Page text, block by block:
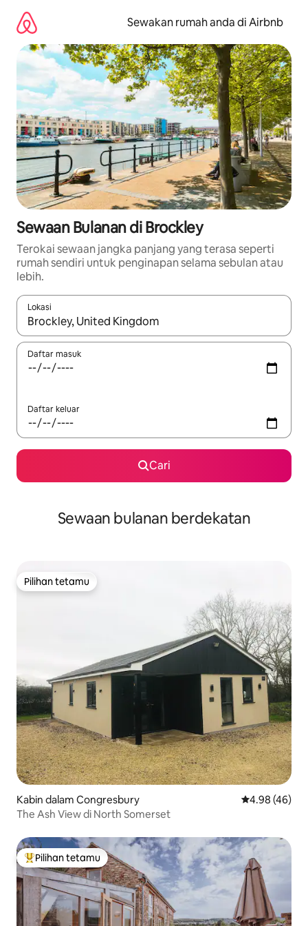
kandungan
Sewakan rumah anda di Airbnb
Sewaan Bulanan di Brockley
Terokai sewaan jangka panjang yang terasa seperti
rumah sendiri untuk penginapan selama sebulan atau
lebih.
Lokasi
Apabila hasil tersedia, navigasi dengan kekunci anak panah
Daftar masuk
Daftar keluar
Cari
Sewaan bulanan berdekatan
Pilihan tetamu
Pilihan tetamu
Kabin dalam Congresbury Penarafan
4.98 (46)
The Ash View di North Somerset
Pilihan utama tetamu
Pilihan tetamu